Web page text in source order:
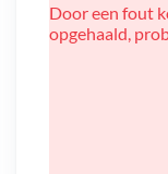
Door een fout
opgehaald,